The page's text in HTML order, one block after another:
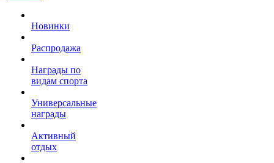
Новинки
Распродажа
Награды по
видам спорта
Универсальные
награды
Активный
отдых